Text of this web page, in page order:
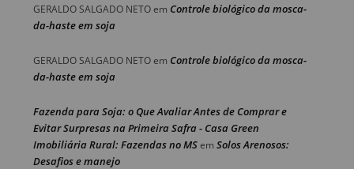
GERALDO SALGADO NETOem Controle biológico da mosca-
da-haste em soja
GERALDO SALGADO NETOem Controle biológico da mosca-
da-haste em soja
Fazenda para Soja: o Que Avaliar Antes de Comprar e
Evitar Surpresas na Primeira Safra - Casa Green
Imobiliária Rural: Fazendas no MSem Solos Arenosos:
Desafios e manejo